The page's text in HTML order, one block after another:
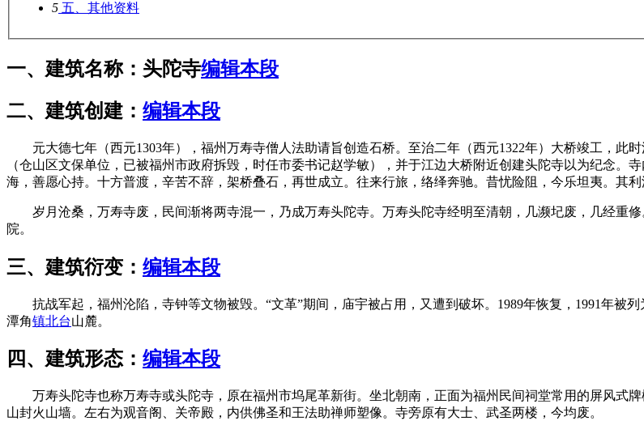
5 五、其他资料
一、建筑名称：头陀寺编辑本段
二、建筑创建： 编辑本段
元大德七年（西元1303年），福州万寿寺僧人法助请旨创造石桥。至治二年（西元1322年）大桥竣工，此
（仓山区文保单位，已被福州市政府拆毁，时任市委书记赵学敏），并于江边大桥附近创建头陀寺以为纪念。
海，善愿心持。十方普渡，辛苦不辞，架桥叠石，再世成立。往来行旅，络绎奔驰。昔忧险阻，今乐坦夷。其
岁月沧桑，万寿寺废，民间渐将两寺混一，乃成万寿头陀寺。万寿头陀寺经明至清朝，几濒圮废，几经重修
院。
三、建筑衍变： 编辑本段
抗战军起，福州沦陷，寺钟等文物被毁。“文革”期间，庙宇被占用，又遭到破坏。1989年恢复，1991年被列
潭角镇北台山麓。
四、建筑形态： 编辑本段
万寿头陀寺也称万寿寺或头陀寺，原在福州市坞尾革新街。坐北朝南，正面为福州民间祠堂常用的屏风式
山封火山墙。左右为观音阁、关帝殿，内供佛圣和王法助禅师塑像。寺旁原有大士、武圣两楼，今均废。